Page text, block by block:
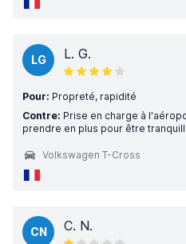
LG L. G.
Pour: Propreté, rapidité
Contre: Prise en charge à
prendre en plus pour être
Volkswagen T-Cross
CN C. N.